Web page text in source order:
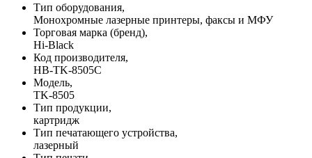
Тип оборудования,
Монохромные лазерные принтеры, факсы и МФУ
Торговая марка (бренд),
Hi-Black
Код производителя,
HB-TK-8505C
Модель,
TK-8505
Тип продукции,
картридж
Тип печатающего устройства,
лазерный